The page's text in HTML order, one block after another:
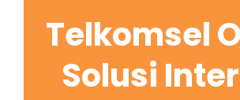
Telkomsel
Solusi